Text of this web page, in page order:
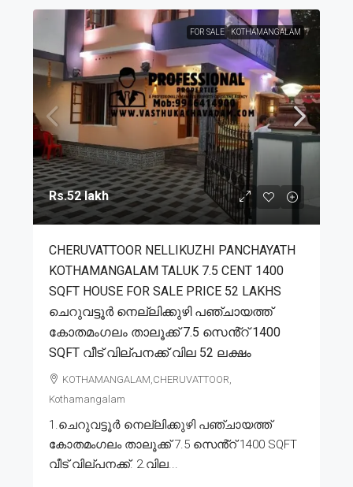
FOR SALE KOTHAMANGALAM
Rs.52 lakh
CHERUVATTOOR NELLIKUZHI PANCHAYATH
KOTHAMANGALAM TALUK 7.5 CENT 1400
SQFT HOUSE FOR SALE PRICE 52 LAKHS
ചെറുവട്ടൂർ നെല്ലിക്കുഴി പഞ്ചായത്ത്
കോതമംഗലം താലൂക്ക് 7.5 സെൻ്റ് 1400
SQFT വീട് വില്പനക്ക് വില 52 ലക്ഷം
KOTHAMANGALAM,CHERUVATTOOR,
Kothamangalam
1.ചെറുവട്ടൂർ നെല്ലിക്കുഴി പഞ്ചായത്ത്
കോതമംഗലം താലൂക്ക് 7.5 സെൻ്റ് 1400 SQFT
വീട് വില്പനക്ക്. 2.വില...